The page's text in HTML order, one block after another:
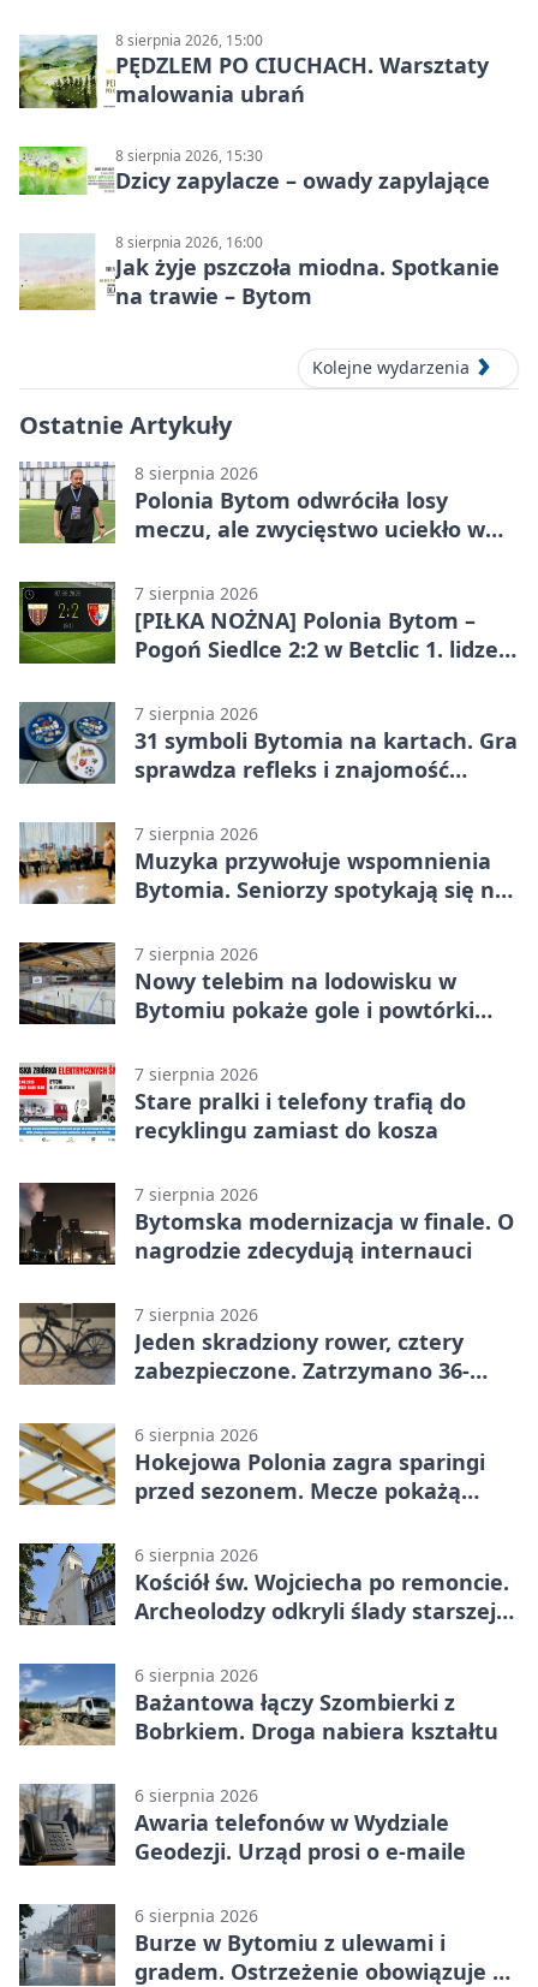
8 sierpnia 2026, 15:00
PĘDZLEM PO CIUCHACH. Warsztaty
malowania ubrań
8 sierpnia 2026, 15:30
Dzicy zapylacze – owady zapylające
8 sierpnia 2026, 16:00
Jak żyje pszczoła miodna. Spotkanie
na trawie – Bytom
Kolejne wydarzenia
Ostatnie Artykuły
8 sierpnia 2026
Polonia Bytom odwróciła losy
meczu, ale zwycięstwo uciekło w
7 sierpnia 2026
[PIŁKA NOŻNA] Polonia Bytom –
Pogoń Siedlce 2:2 w Betclic 1. lidze.
ale stracili zwycięstwo
7 sierpnia 2026
31 symboli Bytomia na kartach. Gra
sprawdza refleks i znajomość
7 sierpnia 2026
Muzyka przywołuje wspomnienia
Bytomia. Seniorzy spotykają się na
7 sierpnia 2026
Nowy telebim na lodowisku w
Bytomiu pokaże gole i powtórki
7 sierpnia 2026
Stare pralki i telefony trafią do
recyklingu zamiast do kosza
7 sierpnia 2026
Bytomska modernizacja w finale. O
nagrodzie zdecydują internauci
7 sierpnia 2026
Jeden skradziony rower, cztery
zabezpieczone. Zatrzymano 36-
6 sierpnia 2026
Hokejowa Polonia zagra sparingi
przed sezonem. Mecze pokażą
6 sierpnia 2026
Kościół św. Wojciecha po remoncie.
Archeolodzy odkryli ślady starszej
6 sierpnia 2026
Bażantowa łączy Szombierki z
Bobrkiem. Droga nabiera kształtu
6 sierpnia 2026
Awaria telefonów w Wydziale
Geodezji. Urząd prosi o e-maile
6 sierpnia 2026
Burze w Bytomiu z ulewami i
gradem. Ostrzeżenie obowiązuje do